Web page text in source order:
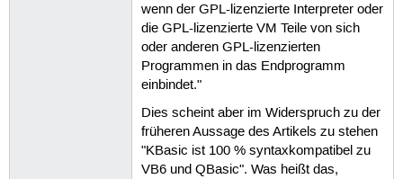
wenn der GPL-lizenzierte Interpreter oder
die GPL-lizenzierte VM Teile von sich
oder anderen GPL-lizenzierten
Programmen in das Endprogramm
einbindet."
Dies scheint aber im Widerspruch zu der
früheren Aussage des Artikels zu stehen
"KBasic ist 100 % syntaxkompatibel zu
VB6 und QBasic". Was heißt das,